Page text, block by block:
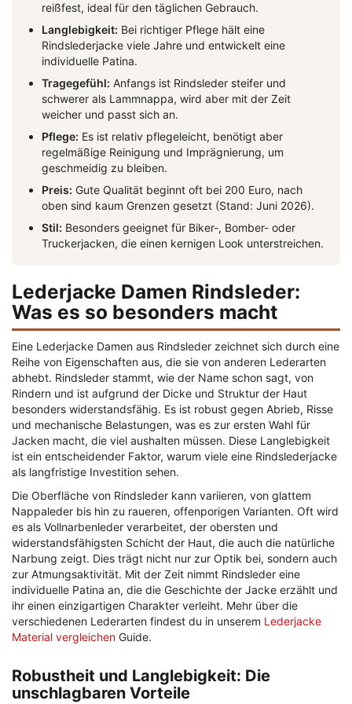
reißfest, ideal für den täglichen Gebrauch.
Langlebigkeit: Bei richtiger Pflege hält eine
Rindslederjacke viele Jahre und entwickelt eine
individuelle Patina.
Tragegefühl: Anfangs ist Rindsleder steifer und
schwerer als Lammnappa, wird aber mit der Zeit
weicher und passt sich an.
Pflege: Es ist relativ pflegeleicht, benötigt aber
regelmäßige Reinigung und Imprägnierung, um
geschmeidig zu bleiben.
Preis: Gute Qualität beginnt oft bei 200 Euro, nach
oben sind kaum Grenzen gesetzt (Stand: Juni 2026).
Stil: Besonders geeignet für Biker-, Bomber- oder
Truckerjacken, die einen kernigen Look unterstreichen.
Lederjacke Damen Rindsleder:
Was es so besonders macht
Eine Lederjacke Damen aus Rindsleder zeichnet sich durch eine
Reihe von Eigenschaften aus, die sie von anderen Lederarten
abhebt. Rindsleder stammt, wie der Name schon sagt, von
Rindern und ist aufgrund der Dicke und Struktur der Haut
besonders widerstandsfähig. Es ist robust gegen Abrieb, Risse
und mechanische Belastungen, was es zur ersten Wahl für
Jacken macht, die viel aushalten müssen. Diese Langlebigkeit
ist ein entscheidender Faktor, warum viele eine Rindslederjacke
als langfristige Investition sehen.
Die Oberfläche von Rindsleder kann variieren, von glattem
Nappaleder bis hin zu raueren, offenporigen Varianten. Oft wird
es als Vollnarbenleder verarbeitet, der obersten und
widerstandsfähigsten Schicht der Haut, die auch die natürliche
Narbung zeigt. Dies trägt nicht nur zur Optik bei, sondern auch
zur Atmungsaktivität. Mit der Zeit nimmt Rindsleder eine
individuelle Patina an, die die Geschichte der Jacke erzählt und
ihr einen einzigartigen Charakter verleiht. Mehr über die
verschiedenen Lederarten findest du in unserem Lederjacke
Material vergleichen Guide.
Robustheit und Langlebigkeit: Die
unschlagbaren Vorteile